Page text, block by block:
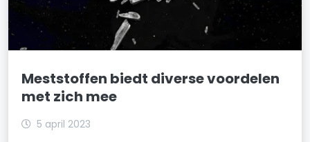
Meststoffen biedt diverse voordelen
met zich mee
5 april 2023